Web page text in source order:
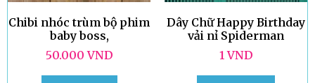
Chibi nhóc trùm bộ phim
baby boss,
50.000VND
Dây Chữ Happy Birthday
vải nỉ Spiderman
1VND